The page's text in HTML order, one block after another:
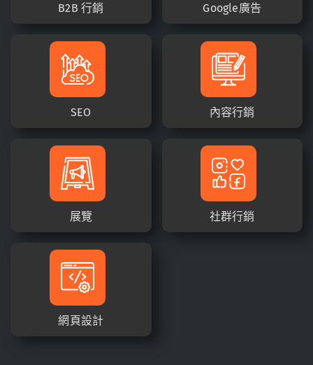
B2B 行銷 Google廣告
SEO 內容行銷
展覽 社群行銷
網頁設計